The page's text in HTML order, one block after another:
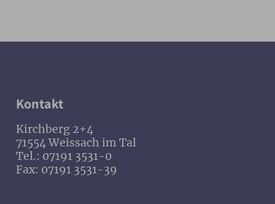
Kontakt
Kirchberg 2+4
71554 Weissach im Tal
Tel.: 07191 3531-0
Fax: 07191 3531-39